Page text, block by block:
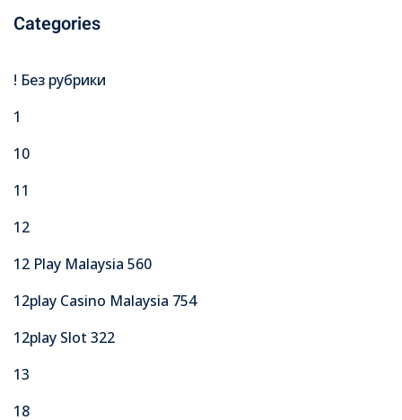
Categories
! Без рубрики
1
10
11
12
12 Play Malaysia 560
12play Casino Malaysia 754
12play Slot 322
13
18